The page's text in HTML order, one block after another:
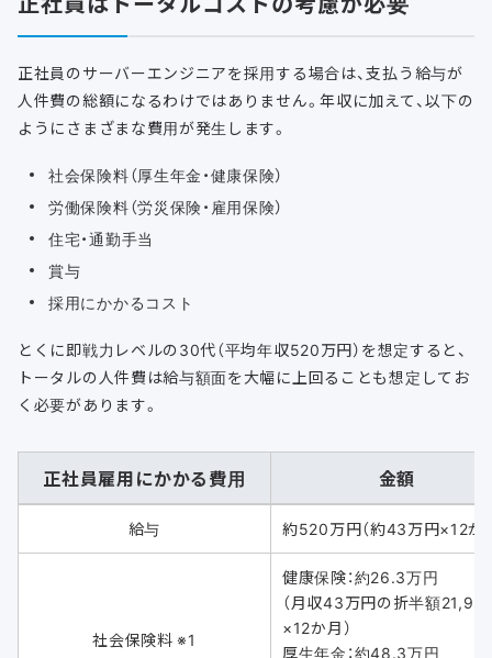
正社員のサーバーエンジニアを採用する場合は、支払う給与が
人件費の総額になるわけではありません。年収に加えて、以下の
ようにさまざまな費用が発生します。
社会保険料（厚生年金・健康保険）
労働保険料（労災保険・雇用保険）
住宅・通勤手当
賞与
採用にかかるコスト
とくに即戦力レベルの30代（平均年収520万円）を想定すると、
トータルの人件費は給与額面を大幅に上回ることも想定してお
く必要があります。
正社員雇用にかかる費用 金額
給与 約520万円（約43万円×12か
社会保険料 ※1
健康保険：約26.3万円
（月収43万円の折半額
×12か月）
厚生年金：約48.3万円